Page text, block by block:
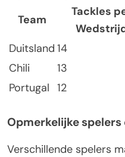
Team
Tackles
Duitsland 14
Chili
13
Portugal 12
Opmerkelijke
Verschillende spelers